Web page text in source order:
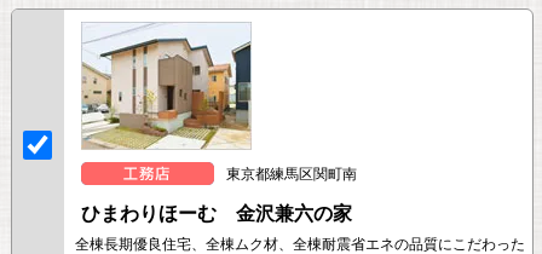
東京都練馬区関町南
ひまわりほーむ 金沢兼六の家
全棟長期優良住宅、全棟ムク材、全棟耐震省エネの品質にこだわった